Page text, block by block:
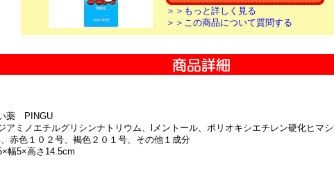
＞＞もっと詳しく見る
＞＞この商品について質問する
薬 PINGU
アミノエチルグリシンナトリウム、lメントール、ポリオキシエチレン硬化ヒマシ
赤色１０２号、褐色２０１号、その他１成分
幅5×高さ14.5cm